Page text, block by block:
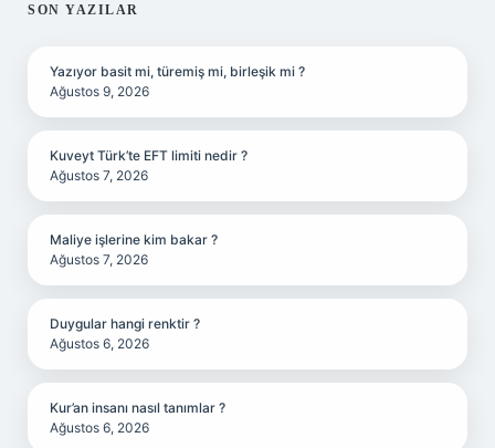
SIDEBAR
SON YAZILAR
Yazıyor basit mi, türemiş mi, birleşik mi ?
Ağustos 9, 2026
Kuveyt Türk’te EFT limiti nedir ?
Ağustos 7, 2026
Maliye işlerine kim bakar ?
Ağustos 7, 2026
Duygular hangi renktir ?
Ağustos 6, 2026
Kur’an insanı nasıl tanımlar ?
Ağustos 6, 2026